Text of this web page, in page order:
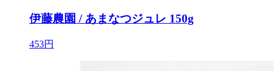
伊藤農園 / あまなつジュレ 150g
453円